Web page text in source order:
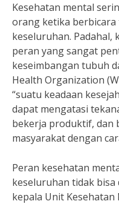
Kesehatan mental
orang ketika
keseluruhan. Padahal,
peran yang sangat
keseimbangan tubuh
Health Organization
“suatu keadaan
dapat mengatasi
bekerja produktif, dan
masyarakat dengan
Peran kesehatan
keseluruhan tidak bisa
kepala Unit